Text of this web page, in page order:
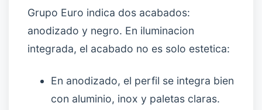
Grupo Euro indica dos acabados:
anodizado y negro. En iluminacion
integrada, el acabado no es solo estetica:
En anodizado, el perfil se integra bien
con aluminio, inox y paletas claras.